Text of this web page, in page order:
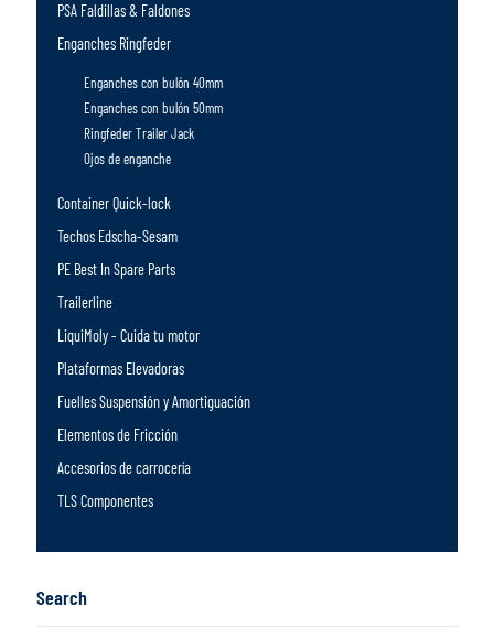
PSA Faldillas & Faldones
Enganches Ringfeder
Enganches con bulón 40mm
Enganches con bulón 50mm
Ringfeder Trailer Jack
Ojos de enganche
Container Quick-lock
Techos Edscha-Sesam
PE Best In Spare Parts
Trailerline
LiquiMoly - Cuida tu motor
Plataformas Elevadoras
Fuelles Suspensión y Amortiguación
Elementos de Fricción
Accesorios de carrocería
TLS Componentes
Search